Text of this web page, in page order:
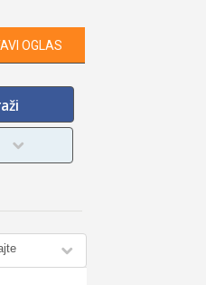
OGLAS